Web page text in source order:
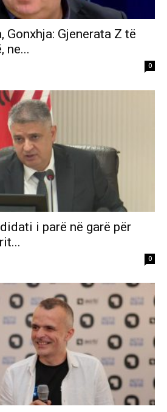
Gonxhja: Gjenerata Z të
ne...
0
i parë në garë për
0